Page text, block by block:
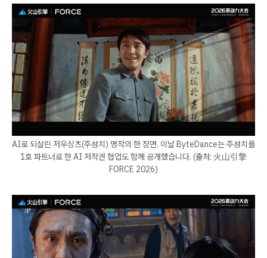
AI로 되살린 저우싱츠(주성치) 명작의 한 장면. 이날 ByteDance는 주성치를
1호 파트너로 한 AI 저작권 협업도 함께 공개했습니다. (출처: 火山引擎
FORCE 2026)